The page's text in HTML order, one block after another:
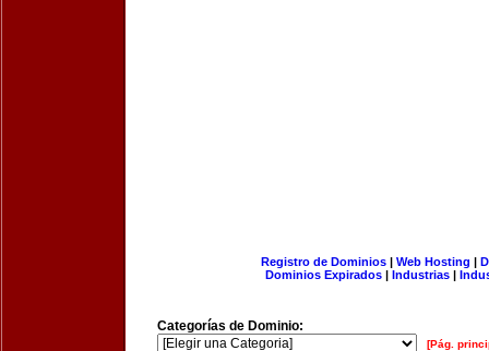
Registro de Dominios| Web Hosting |
Dominios Expirados | Industrias |
Categorías de Dominio:
[Pág.